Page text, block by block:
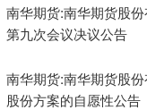
南华期货:南华期货股
第九次会议决议公告
南华期货:南华期货股
股份方案的自愿性公告